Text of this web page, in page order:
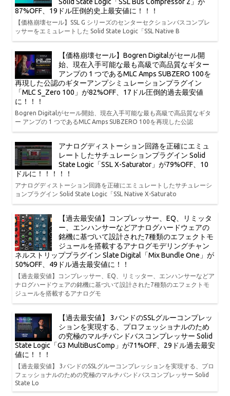
87%OFF、19ドル圧倒的史上最安値に！！！
【価格崩壊セール】SSL G シリーズのセンターセクションバスコンプレ
ッサーをエミュレートした Solid State Logic「SSL Native B
【価格崩壊セール】Bogren Digitalがセール開
始、現在入手可能な最も高級で高品質なギター
アンプの 1 つであるMLC Amps SUBZERO 100を
再現した公認のギターアンプシミュレーションプラグイン
「MLC S_Zero 100」が82%OFF、17ドル圧倒的過去最安値
に！！！
Bogren Digitalがセール開始、現在入手可能な最も高級で高品質なギタ
ー アンプの 1 つであるMLC Amps SUBZERO 100を再現した公認
アナログディストーション回路を正確にエミュ
レートしたサチュレーションプラグイン Solid
State Logic「SSL X-Saturator」が79%OFF、10
ドルに！！！！！
アナログディストーション回路を正確にエミュレートしたサチュレーシ
ョンプラグイン Solid State Logic「SSL Native X-Saturato
【過去最安値】コンプレッサー、EQ、リミッタ
ー、エンハンサーなどアナログハードウェアの
銘機に基づいて設計された7種類のエフェクトモ
ジュールを搭載するアナログモデリングチャン
ネルストリッププラグイン Slate Digital「Mix Bundle One」が
50%OFF、49ドル過去最安値に！！
【過去最安値】コンプレッサー、EQ、リミッター、エンハンサーなどア
ナログハードウェアの銘機に基づいて設計された7種類のエフェクトモ
ジュールを搭載するアナログモ
【過去最安値】 3バンドのSSLグルーコンプレッ
ションを実現する、プロフェッショナルのため
の究極のマルチバンドバスコンプレッサー Solid
State Logic「G3 MultiBusComp」が71%OFF、29ドル過去最安
値に！！！
【過去最安値】 3バンドのSSLグルーコンプレッションを実現する、プロ
フェッショナルのための究極のマルチバンドバスコンプレッサー Solid
State Lo